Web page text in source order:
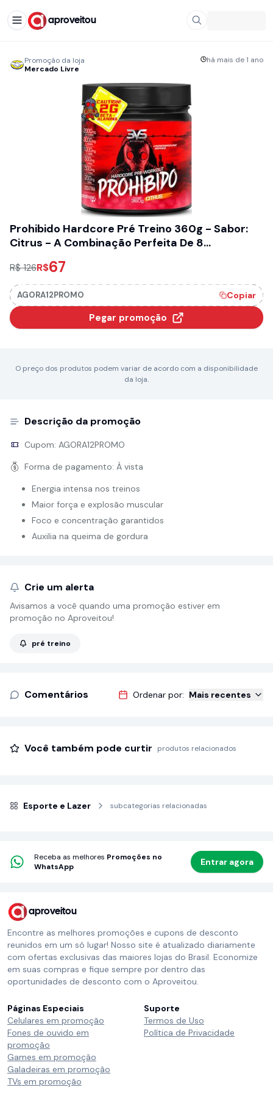
aproveitou
Promoção da loja
Mercado Livre
há mais de 1 ano
Prohibido Hardcore Pré Treino 360g - Sabor:
Citrus - A Combinação Perfeita De 8
Início Ao Fim Do Seu Treino
R$ 126R$67
AGORA12PROMO Copiar
Pegar promoção
O preço dos produtos podem variar de acordo com a disponibilidade
da loja.
Descrição da promoção
Cupom: AGORA12PROMO
Forma de pagamento: À vista
Energia intensa nos treinos
Maior força e explosão muscular
Foco e concentração garantidos
Auxilia na queima de gordura
Crie um alerta
Avisamos a você quando uma promoção estiver em
promoção no Aproveitou!
pré treino
Comentários Ordenar por: Mais recentes
Você também pode curtir produtos relacionados
Esporte e Lazer subcategorias relacionadas
Receba as melhores Promoções no
WhatsApp
Entrar agora
aproveitou
Encontre as melhores promoções e cupons de desconto
reunidos em um só lugar! Nosso site é atualizado diariamente
com ofertas exclusivas das maiores lojas do Brasil. Economize
em suas compras e fique sempre por dentro das
oportunidades de desconto com o Aproveitou.
Páginas Especiais
Celulares em promoção
Fones de ouvido em
promoção
Games em promoção
Galadeiras em promoção
TVs em promoção
Suporte
Termos de Uso
Política de Privacidade